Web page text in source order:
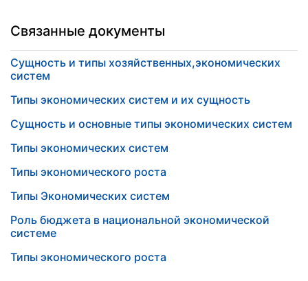
Связанные документы
Сущность и типы хозяйственных,экономических
систем
Типы экономических систем и их сущность
Сущность и основные типы экономических систем
Типы экономических систем
Типы экономического роста
Типы Экономических систем
Роль бюджета в национальной экономической
системе
Типы экономического роста